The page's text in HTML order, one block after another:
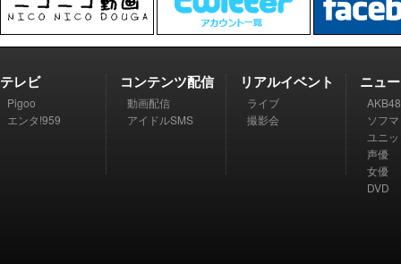
テレビ
Pigoo
エンタ!959
コンテンツ配信
動画配信
アイドルSMS
リアルイベント
ライブ
撮影会
ニュ
AKB48
ソフ
ユニ
声優
女優
DVD